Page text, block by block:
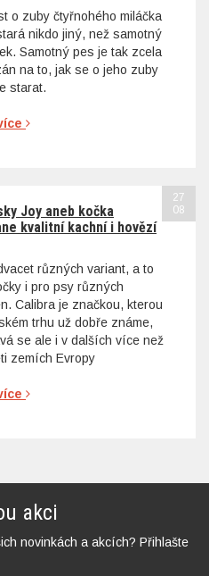
o zuby čtyřnohého miláčka
nikdo jiný, než samotný
Samotný pes je tak zcela
na to, jak se o jeho zuby
starat.
Joy aneb kočka
kvalitní kachní i hovězí
různých variant, a to
i pro psy různých
Calibra je značkou, kterou
trhu už dobře známe,
se ale i v dalších více než
zemích Evropy
27
08
akci
novinkách a akcích? Přihlašte